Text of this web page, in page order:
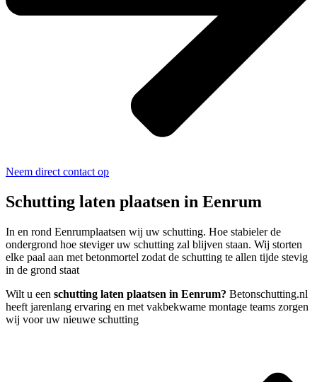
Neem direct contact op
Schutting laten plaatsen in Eenrum
In en rond Eenrumplaatsen wij uw schutting. Hoe stabieler de
ondergrond hoe steviger uw schutting zal blijven staan. Wij storten
elke paal aan met betonmortel zodat de schutting te allen tijde stevig
in de grond staat
Wilt u een schutting laten plaatsen in Eenrum? Betonschutting.nl
heeft jarenlang ervaring en met vakbekwame montage teams zorgen
wij voor uw nieuwe schutting